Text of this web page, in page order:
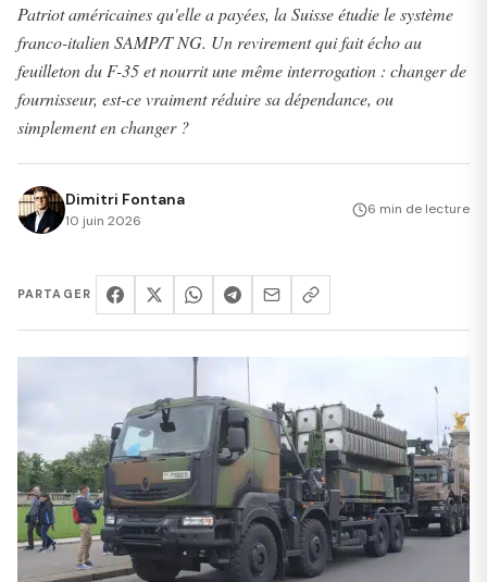
Patriot américaines qu'elle a payées, la Suisse étudie le système
franco-italien SAMP/T NG. Un revirement qui fait écho au
feuilleton du F-35 et nourrit une même interrogation : changer de
fournisseur, est-ce vraiment réduire sa dépendance, ou
simplement en changer ?
Dimitri Fontana
10 juin 2026
6 min de lecture
PARTAGER